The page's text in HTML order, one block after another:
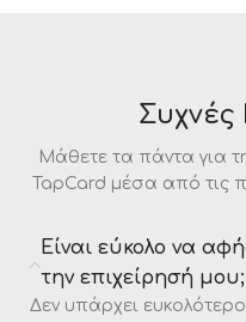
Συχνές
Μάθετε τα πάντα για
TapCard μέσα από
Είναι εύκολο να
την επιχείρησή μου;
Δεν υπάρχει